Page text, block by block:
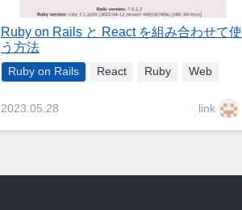
Ruby on Rails と React を組み合わせて使
う方法
Ruby on Rails React Ruby Web
2023.05.28 link